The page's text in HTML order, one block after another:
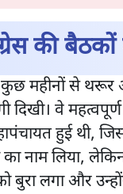
की
महीनों से थरूर
दिखी। वे
हुई थी,
नाम लिया,
बुरा लगा और